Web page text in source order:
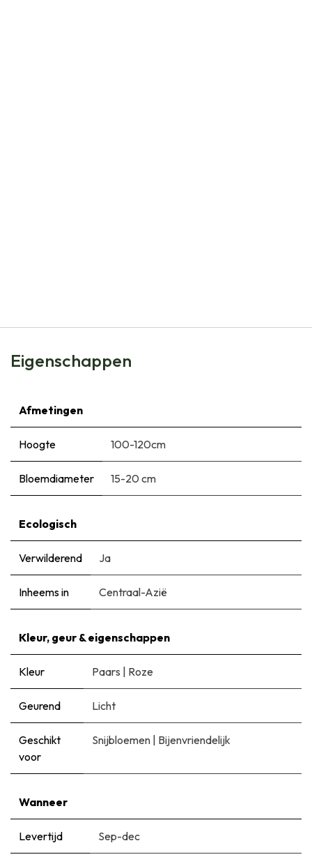
Eigenschappen
Afmetingen
Hoogte 100-120cm
Bloemdiameter 15-20 cm
Ecologisch
Verwilderend Ja
Inheems in Centraal-Azië
Kleur, geur & eigenschappen
Kleur Paars | Roze
Geurend Licht
Geschikt
voor
Snijbloemen | Bijenvriendelijk
Wanneer
Levertijd Sep-dec